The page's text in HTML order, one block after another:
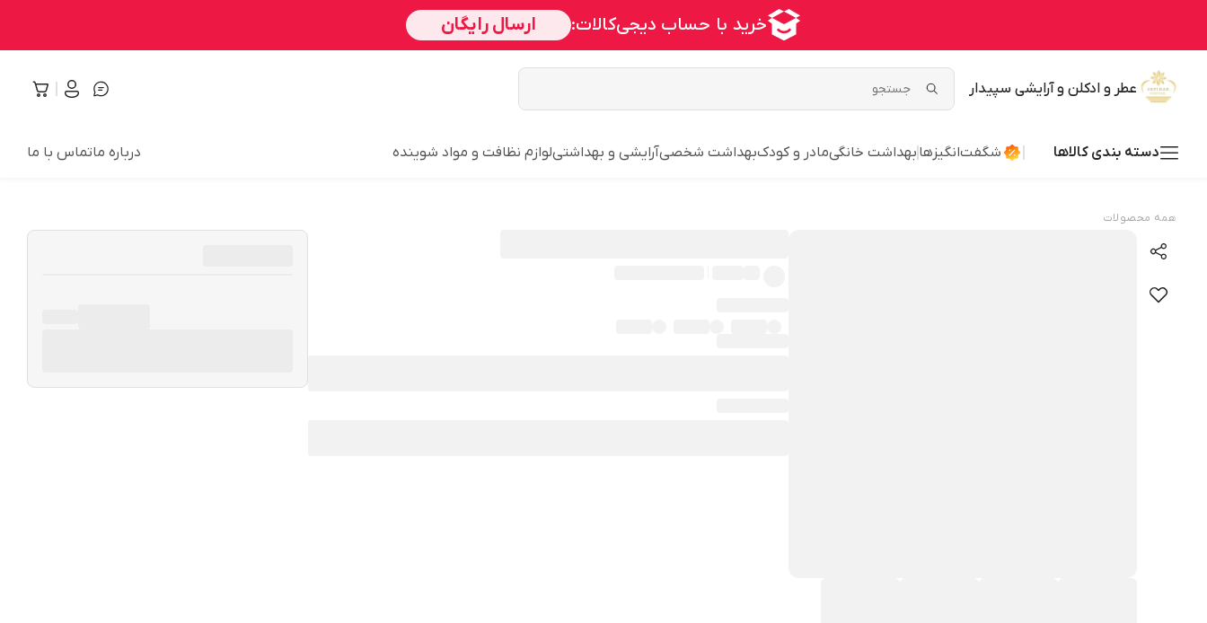
عطر و ادکلن و آرایشی سپیدار
دسته بندی کالاها شگفت‌انگیزها بهداشت خانگیمادر و کودکبهداشت شخصیآرایشی و بهداشتیلوازم نظافت و مواد شوینده درباره ماتماس با ما
همه محصولات